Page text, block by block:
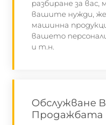
разбиране за
вашите нужди,
машинна
вашето
и т.н.
Обслужване
Продажбата